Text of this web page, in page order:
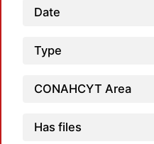
Date
Type
CONAHCYT Area
Has files